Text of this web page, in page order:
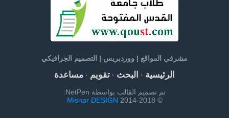
مشرفي المواقع | ووردبريس | التصميم الجرافيكي
الرئيسية· البحث· تقويم· مساعدة
تم تصميم القالب بواسطة NetPen:
© 2014-2018
Mishar DESIGN